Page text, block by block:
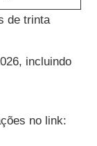
de trinta
incluindo
no link: